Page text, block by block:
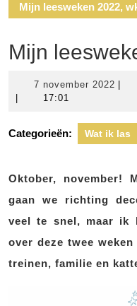
Mijn leesweken 2022,
Mijn
7 november 2022 7
17:01
Categorieën: Wat ik las
Oktober, november!
gaan we richting
veel te snel, maar ik
over deze twee
treinen, familie en